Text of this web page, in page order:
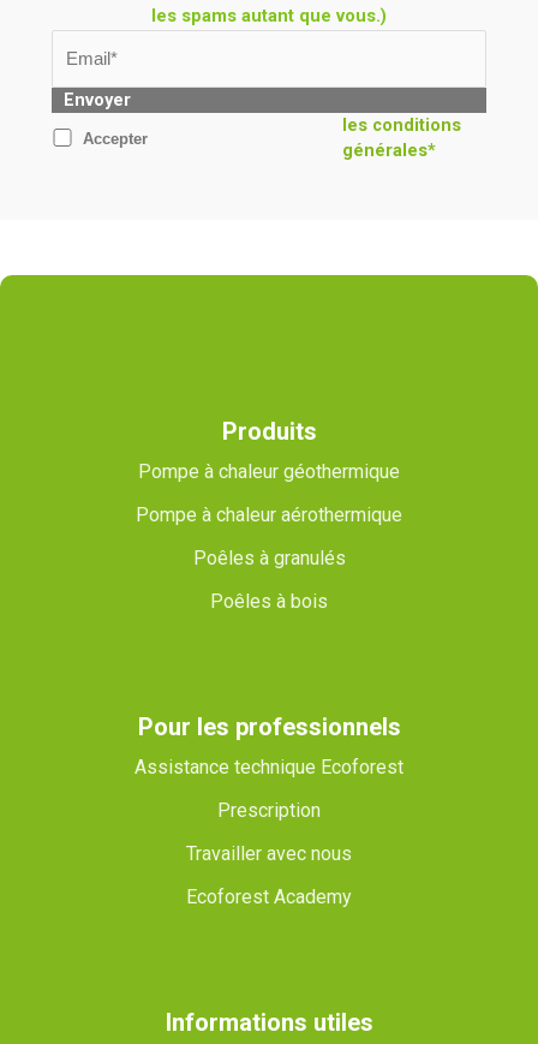
les spams autant que vous.)
Envoyer
Accepter
les conditions
générales*
Produits
Pompe à chaleur géothermique
Pompe à chaleur aérothermique
Poêles à granulés
Poêles à bois
Pour les professionnels
Assistance technique Ecoforest
Prescription
Travailler avec nous
Ecoforest Academy
Informations utiles